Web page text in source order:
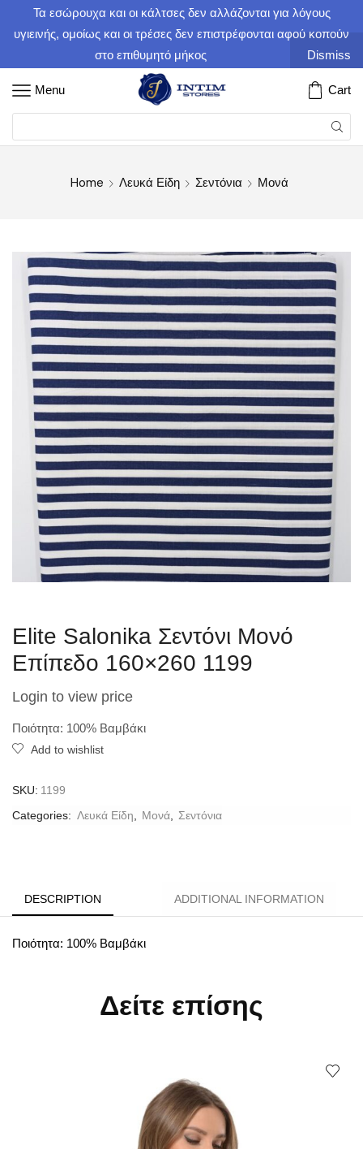
Τα εσώρουχα και οι κάλτσες δεν αλλάζονται για λόγους
υγιεινής, ομοίως και οι τρέσες δεν επιστρέφονται αφού κοπούν
στο επιθυμητό μήκος
Dismiss
Menu Cart
Home Λευκά Είδη Σεντόνια Μονά
Elite Salonika Σεντόνι Μονό
Επίπεδο 160×260 1199
Login to view price
Ποιότητα: 100% Βαμβάκι
Add to wishlist
SKU: 1199
Categories: Λευκά Είδη Μονά Σεντόνια
DESCRIPTION ADDITIONAL INFORMATION
Ποιότητα: 100% Βαμβάκι
Δείτε επίσης